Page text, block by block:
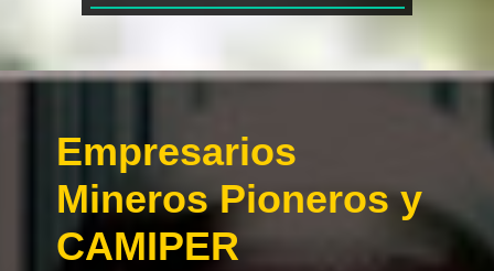
Empresarios
Mineros Pioneros y
CAMIPER